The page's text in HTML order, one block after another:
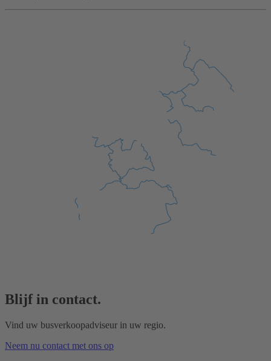
Blijf in contact.
Vind uw busverkoopadviseur in uw regio.
Neem nu contact met ons op